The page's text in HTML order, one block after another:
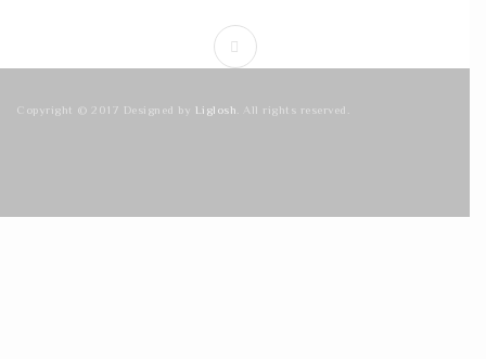
Copyright © 2017 Designed by Liglosh . All rights reserved.